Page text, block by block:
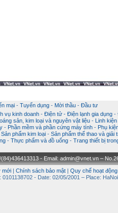
mại - Tuyển dụng - Mời thầu - Đầu tư
vụ kinh doanh - Điện tử - Điện lạnh gia dụng -
sản, kim loại và nguyên vật liệu -
Linh
- Phần mềm và phần cứng máy tính - Phụ
Sản phẩm kim loại - Sản phẩm thể thao và giải
- Thực phẩm và đồ uống - Trang thiết bị
- Email: admin@vnet.vn –
mới Chính sách bảo mật Quy chế hoạt động
- Date: 02/05/2001 – Place: